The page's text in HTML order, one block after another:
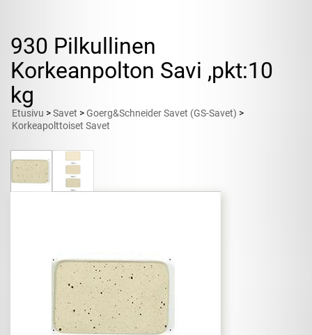
930 Pilkullinen
Korkeanpolton Savi ,pkt:10
kg
Etusivu >Savet >Goerg&Schneider Savet (GS-Savet) >
Korkeapolttoiset Savet